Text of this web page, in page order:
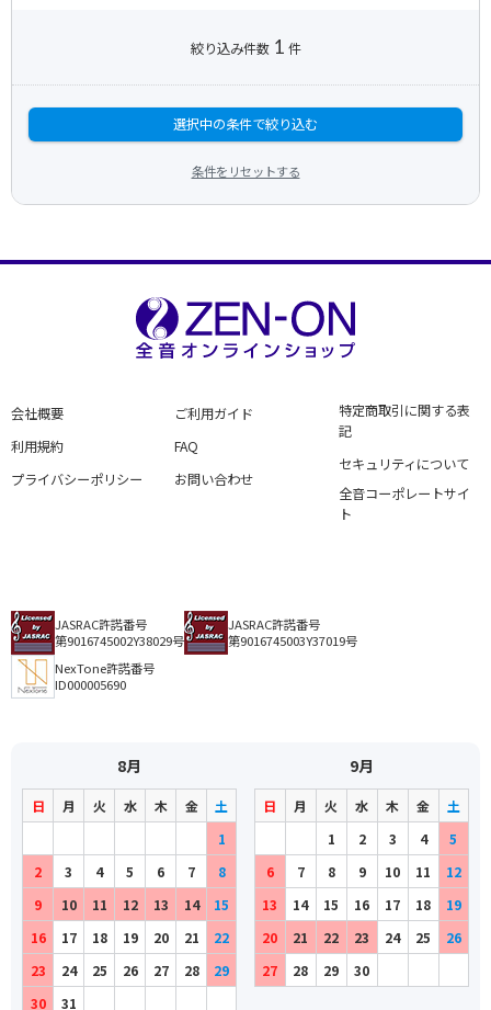
絞り込み件数 1 件
選択中の条件で絞り込む
条件をリセットする
会社概要
利用規約
プライバシーポリシー
ご利用ガイド
FAQ
お問い合わせ
特定商取引に関する表
記
セキュリティについて
全音コーポレートサイ
ト
JASRAC許諾番号
第9016745002Y38029号
JASRAC許諾番号
第9016745003Y37019号
NexTone許諾番号
ID000005690
8月
日 月 火 水 木 金
土
1
2
3 4 5 6 7
8
9
10 11 12 13 14
15
16
17 18 19 20 21
22
23
24 25 26 27 28
29
30
31
9月
日 月 火 水 木 金
土
1
2 3 4
5
6
7 8 9 10 11
12
13
14 15 16 17 18
19
20
21 22 23 24 25
26
27
28 29 30